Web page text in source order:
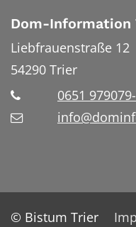
Dom-Information
Liebfrauenstraße 12
54290 Trier
0651
© Bistum Trier